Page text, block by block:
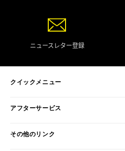
ニュースレター登録
クイックメニュー
アフターサービス
その他のリンク